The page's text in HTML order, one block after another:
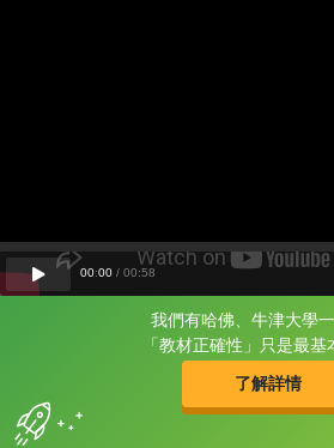
我們有哈佛、牛津大學
「教材正確性」只是最基
了解詳情
片尾有
攻其不背
的品牌故事
00:00 / 00:58